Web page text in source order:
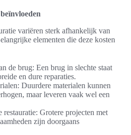
variëren sterk afhankelijk van
elementen die deze kosten
de brug: Een brug in slechte staat
en dure reparaties.
Duurdere materialen kunnen
maar leveren vaak wel een
restauratie: Grotere projecten met
zijn doorgaans